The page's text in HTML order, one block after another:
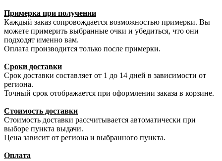
Примерка при получении
Каждый заказ сопровождается возможностью примерки. Вы
можете примерить выбранные очки и убедиться, что они
подходят именно вам.
Оплата производится только после примерки.
Сроки доставки
Срок доставки составляет от 1 до 14 дней в зависимости от
региона.
Точный срок отображается при оформлении заказа в корзине.
Стоимость доставки
Стоимость доставки рассчитывается автоматически при
выборе пункта выдачи.
Цена зависит от региона и выбранного пункта.
Оплата